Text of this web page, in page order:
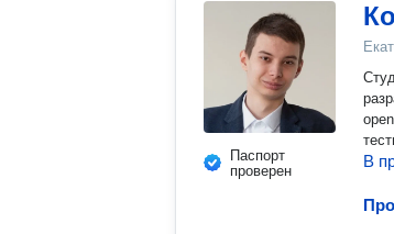
Паспорт
проверен
В